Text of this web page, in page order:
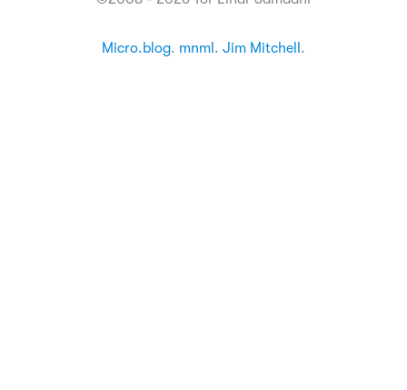
Micro.blog. mnml . Jim Mitchell .